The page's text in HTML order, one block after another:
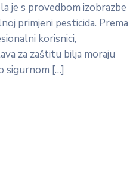
je s provedbom izobrazbe
primjeni pesticida. Prema
korisnici,
za zaštitu bilja moraju
sigurnom […]